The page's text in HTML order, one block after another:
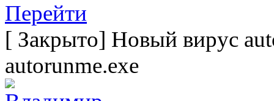
Перейти
[ Закрыто] Новый вирус
autorunme.exe